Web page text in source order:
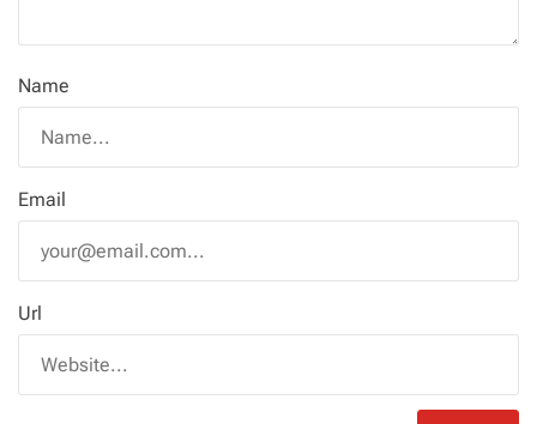
Name
Email
Url